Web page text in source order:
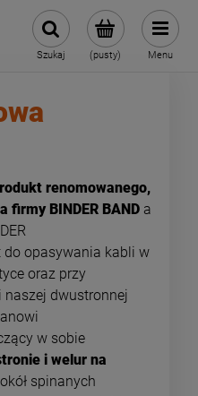
(pusty)
Szukaj Menu
renomowanego,
firmy BINDER BAND a
do opasywania kabli w
oraz przy
dwustronnej
w sobie
i welur na
spinanych